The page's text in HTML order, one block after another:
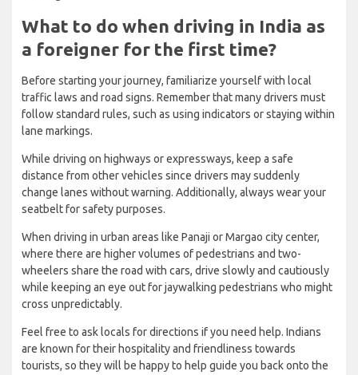
What to do when driving in India as
a foreigner for the first time?
Before starting your journey, familiarize yourself with local
traffic laws and road signs. Remember that many drivers must
follow standard rules, such as using indicators or staying within
lane markings.
While driving on highways or expressways, keep a safe
distance from other vehicles since drivers may suddenly
change lanes without warning. Additionally, always wear your
seatbelt for safety purposes.
When driving in urban areas like Panaji or Margao city center,
where there are higher volumes of pedestrians and two-
wheelers share the road with cars, drive slowly and cautiously
while keeping an eye out for jaywalking pedestrians who might
cross unpredictably.
Feel free to ask locals for directions if you need help. Indians
are known for their hospitality and friendliness towards
tourists, so they will be happy to help guide you back onto the